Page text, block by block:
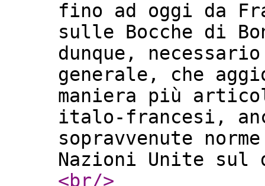
fino ad oggi da
sulle Bocche di
dunque,
generale, che
maniera più
italo-francesi,
sopravvenute
Nazioni Unite
<br/>